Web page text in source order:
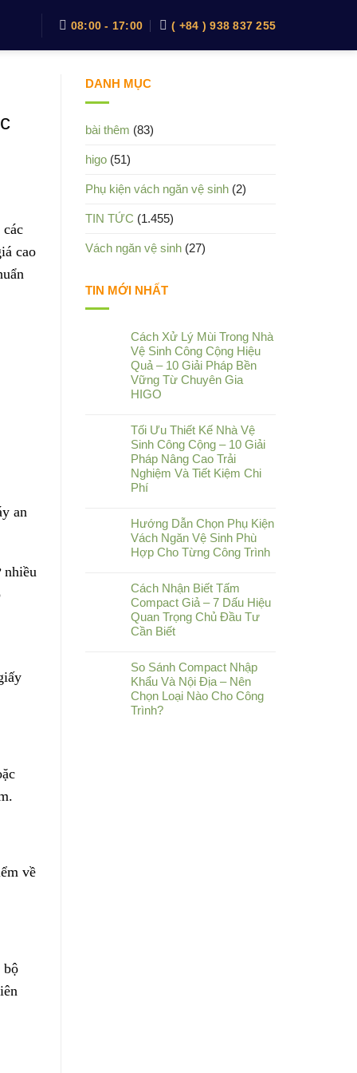
08:00 - 17:00 ( +84 ) 938 837 255
cao
an
nhiều
về
bộ
DANH MỤC
bài thêm (83)
higo (51)
Phụ kiện vách ngăn vệ sinh (2)
TIN TỨC (1.455)
Vách ngăn vệ sinh (27)
TIN MỚI NHẤT
Cách Xử Lý Mùi Trong Nhà
Vệ Sinh Công Cộng Hiệu
Quả – 10 Giải Pháp Bền
Vững Từ Chuyên Gia
HIGO
Tối Ưu Thiết Kế Nhà Vệ
Sinh Công Cộng – 10 Giải
Pháp Nâng Cao Trải
Nghiệm Và Tiết Kiệm Chi
Phí
Hướng Dẫn Chọn Phụ Kiện
Vách Ngăn Vệ Sinh Phù
Hợp Cho Từng Công Trình
Cách Nhận Biết Tấm
Compact Giả – 7 Dấu Hiệu
Quan Trọng Chủ Đầu Tư
Cần Biết
So Sánh Compact Nhập
Khẩu Và Nội Địa – Nên
Chọn Loại Nào Cho Công
Trình?